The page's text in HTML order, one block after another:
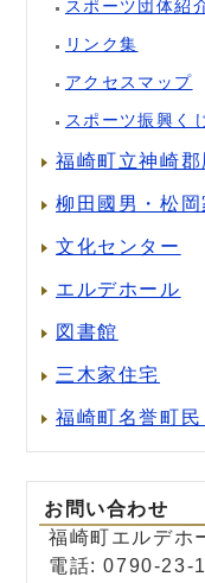
スポーツ団体紹
リンク集
アクセスマップ
スポーツ振興く
福崎町立神崎
柳田國男・松
文化センター
エルデホール
図書館
三木家住宅
福崎町名誉町民
お問い合わせ
福崎町エルデホ
電話: 0790-23-